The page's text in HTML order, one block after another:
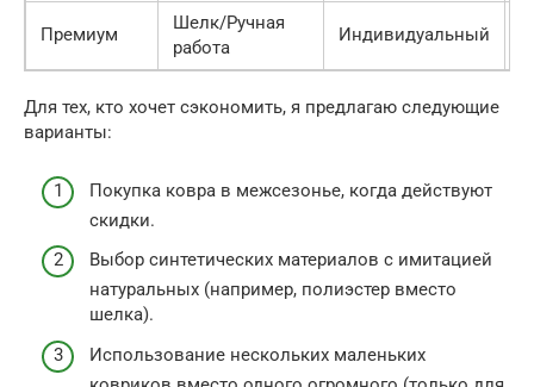
Премиум
Шелк/Ручная
работа
Индивидуальный
Для тех, кто хочет сэкономить, я предлагаю следующие
варианты:
Покупка ковра в межсезонье, когда действуют
скидки.
Выбор синтетических материалов с имитацией
натуральных (например, полиэстер вместо
шелка).
Использование нескольких маленьких